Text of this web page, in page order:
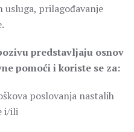
prilagođavanje
predstavljaju osnov
pomoći i koriste se za:
poslovanja nastalih
i/ili